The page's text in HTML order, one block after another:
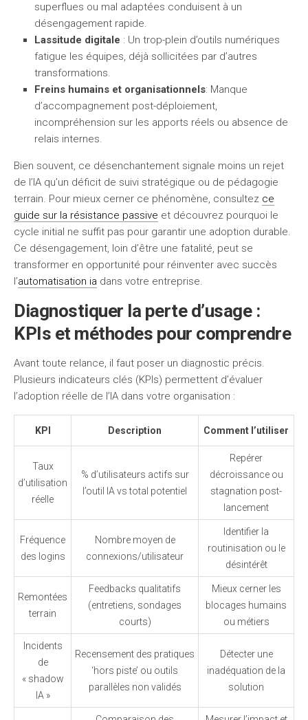
superflues ou mal adaptées conduisent à un
désengagement rapide.
Lassitude digitale : Un trop-plein d’outils numériques
fatigue les équipes, déjà sollicitées par d’autres
transformations.
Freins humains et organisationnels: Manque
d’accompagnement post-déploiement,
incompréhension sur les apports réels ou absence de
relais internes.
Bien souvent, ce désenchantement signale moins un rejet
de l’IA qu’un déficit de suivi stratégique ou de pédagogie
terrain. Pour mieux cerner ce phénomène, consultez ce
guide sur la résistance passive et découvrez pourquoi le
cycle initial ne suffit pas pour garantir une adoption durable.
Ce désengagement, loin d’être une fatalité, peut se
transformer en opportunité pour réinventer avec succès
l’automatisation ia dans votre entreprise.
Diagnostiquer la perte d’usage :
KPIs et méthodes pour comprendre
Avant toute relance, il faut poser un diagnostic précis.
Plusieurs indicateurs clés (KPIs) permettent d’évaluer
l’adoption réelle de l’IA dans votre organisation :
KPI Description Comment l’utiliser
Taux
d’utilisation
réelle
% d’utilisateurs actifs sur
l’outil IA vs total potentiel
Repérer
décroissance ou
stagnation post-
lancement
Fréquence
des logins
Nombre moyen de
connexions/utilisateur
Identifier la
routinisation ou le
désintérêt
Remontées
terrain
Feedbacks qualitatifs
(entretiens, sondages
courts)
Mieux cerner les
blocages humains
ou métiers
Incidents
de
« shadow
IA »
Recensement des pratiques
‘hors piste’ ou outils
parallèles non validés
Détecter une
inadéquation de la
solution